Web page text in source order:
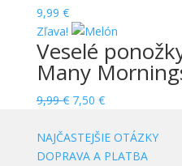
9,99 €
Zľava!
Veselé
Many
9,99€ Original
was:
9,99 €.
7,50 €Current
is:
7,50 €.
NAJČASTEJŠIE OTÁZKY
DOPRAVA A PLATBA